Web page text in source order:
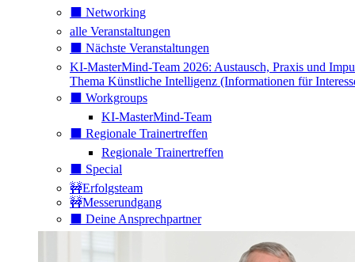
⬛️ Networking
alle Veranstaltungen
⬛️ Nächste Veranstaltungen
KI-MasterMind-Team 2026: Austausch, Praxis und
Thema Künstliche Intelligenz (Informationen für
⬛️ Workgroups
KI-MasterMind-Team
⬛️ Regionale Trainertreffen
Regionale Trainertreffen
⬛️ Special
🚧Erfolgsteam
🚧Messerundgang
⬛️ Deine Ansprechpartner